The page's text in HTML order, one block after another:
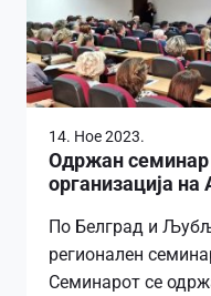
14. Ное 2023.
Одржан семинар
организација на
По Белград и
регионален
Семинарот се